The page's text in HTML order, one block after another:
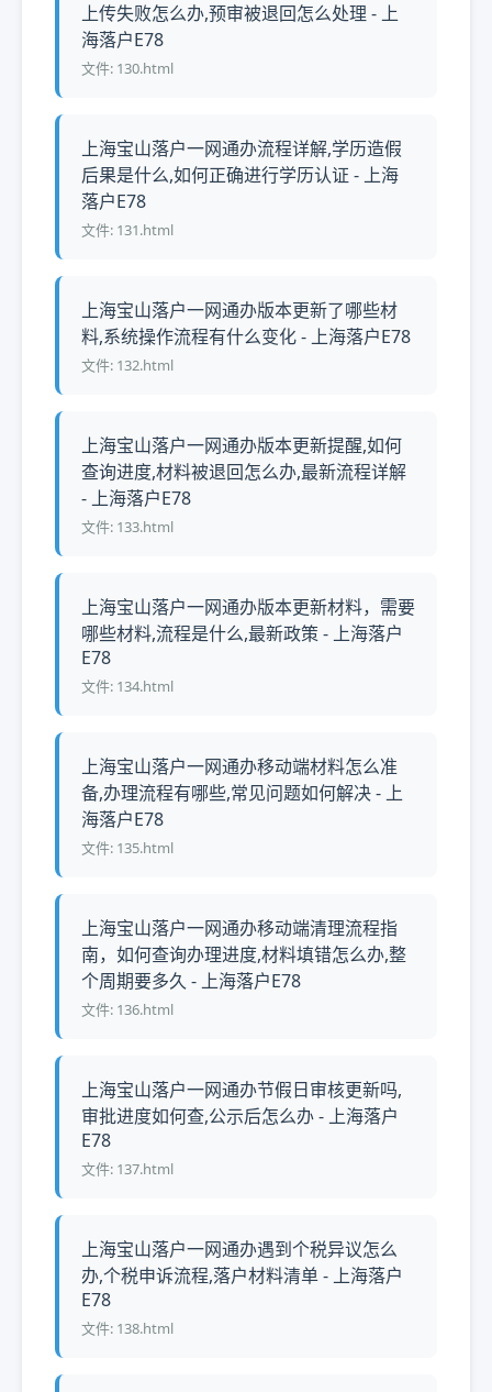
上传失败怎么办,预审被退回怎么处理 - 上
海落户E78
文件: 130.html
上海宝山落户一网通办流程详解,学历造假
后果是什么,如何正确进行学历认证 - 上海
落户E78
文件: 131.html
上海宝山落户一网通办版本更新了哪些材
料,系统操作流程有什么变化 - 上海落户E78
文件: 132.html
上海宝山落户一网通办版本更新提醒,如何
查询进度,材料被退回怎么办,最新流程详解
- 上海落户E78
文件: 133.html
上海宝山落户一网通办版本更新材料，需要
哪些材料,流程是什么,最新政策 - 上海落户
E78
文件: 134.html
上海宝山落户一网通办移动端材料怎么准
备,办理流程有哪些,常见问题如何解决 - 上
海落户E78
文件: 135.html
上海宝山落户一网通办移动端清理流程指
南，如何查询办理进度,材料填错怎么办,整
个周期要多久 - 上海落户E78
文件: 136.html
上海宝山落户一网通办节假日审核更新吗,
审批进度如何查,公示后怎么办 - 上海落户
E78
文件: 137.html
上海宝山落户一网通办遇到个税异议怎么
办,个税申诉流程,落户材料清单 - 上海落户
E78
文件: 138.html